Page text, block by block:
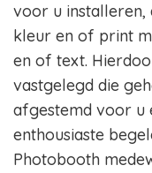
voor u installeren,
kleur en of print
en of text.
vastgelegd die
afgestemd voor u
enthousiaste
Photobooth